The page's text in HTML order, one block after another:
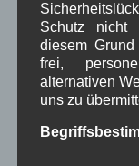
°dH
Schutz nicht
diesem
frei,
alternativen
uns zu